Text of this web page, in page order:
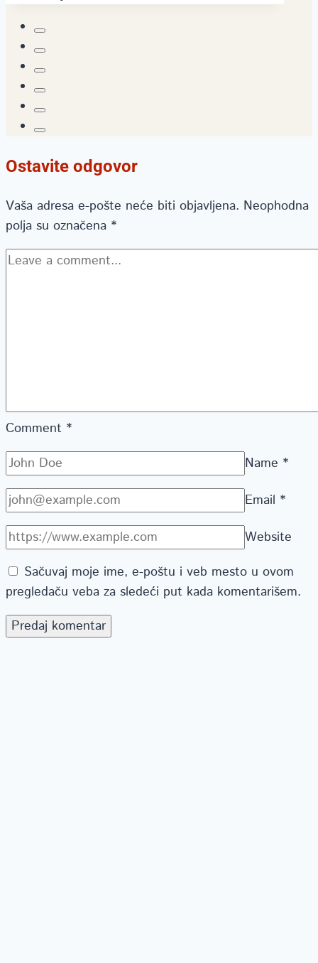
Ostavite odgovor
Vaša adresa e-pošte neće biti objavljena. Neophodna
polja su označena *
Comment *
Name *
Email *
Website
Sačuvaj moje ime, e-poštu i veb mesto u ovom
pregledaču veba za sledeći put kada komentarišem.